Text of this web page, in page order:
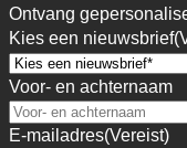
Ontvang
Kies een nieuwsbrief
Voor- en achternaam
E-mailadres(Vereist)